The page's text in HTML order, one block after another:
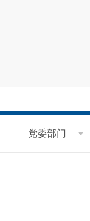
党委部门